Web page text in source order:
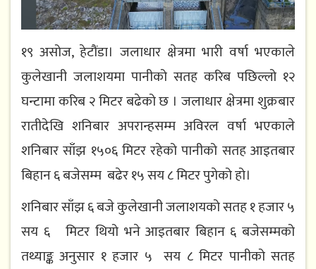
१९ असोज, हेटौंडा। जलाधार क्षेत्रमा भारी वर्षा भएकाले
कुलेखानी जलाशयमा पानीको सतह करिब पछिल्लो १२
घन्टामा करिब २ मिटर बढेको छ । जलाधार क्षेत्रमा शुक्रबार
रातीदेखि शनिबार अपरान्हसम्म अविरल वर्षा भएकाले
शनिबार साँझ १५०६ मिटर रहेको पानीको सतह आइतबार
बिहान ६ बजेसम्म बढेर १५ सय ८ मिटर पुगेको हो।
शनिबार साँझ ६ बजे कुलेखानी जलाशयको सतह १ हजार ५
सय ६ मिटर थियो भने आइतबार बिहान ६ बजेसम्मको
तथ्याङ्क अनुसार १ हजार ५ सय ८ मिटर पानीको सतह